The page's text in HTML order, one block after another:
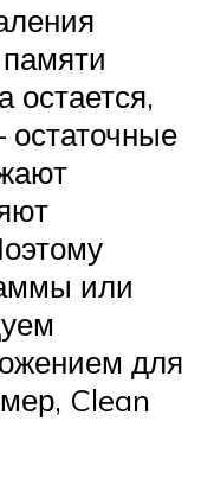
остается,
или
для
Clean